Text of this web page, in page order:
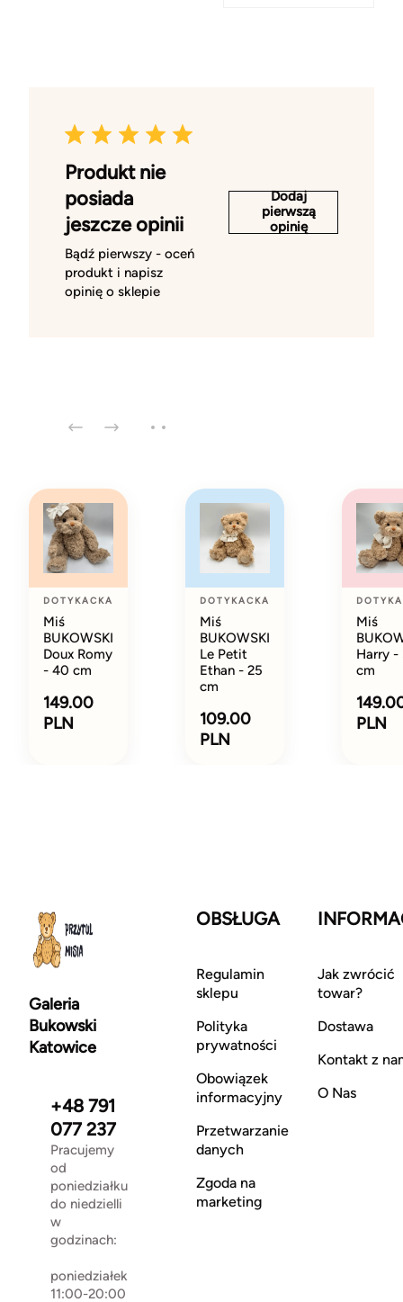
Produkt nie
posiada
jeszcze opinii
Bądź pierwszy - oceń
produkt i napisz
opinię o sklepie
Dodaj
pierwszą
opinię
DOTYKACKA
Miś
BUKOWSKI
Doux Romy
- 40 cm
149.00
PLN
DOTYKACKA
Miś
BUKOWSKI
Le Petit
Ethan - 25
cm
109.00
PLN
Miś
Harry -
cm
PLN
Galeria
Bukowski
Katowice
+48 791
077 237
Pracujemy
od
poniedziałku
do niedzielli
w
godzinach:
poniedziałek
11:00-20:00
OBSŁUGA
Regulamin
sklepu
Polityka
prywatności
Obowiązek
informacyjny
Przetwarzanie
danych
Zgoda na
marketing
Jak zwrócić
towar?
Dostawa
Kontakt z
O Nas